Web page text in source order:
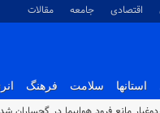
اقتصادی جامعه مقالات
استانها سلامت فرهنگ